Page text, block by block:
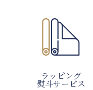
ラッピング
熨斗サービス